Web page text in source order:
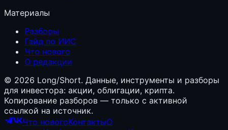
Материалы
Разборы
Гайд по ИИС
Что нового
О редакции
© 2026 Long/Short. Данные, инструменты и разборы
для инвестора: акции, облигации, крипта.
Копирование разборов — только с активной
ссылкой на источник.
Что новогоКонтактыО